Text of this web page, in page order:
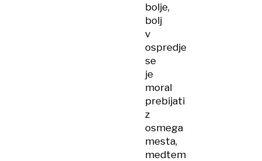
bolje,
bolj
v
ospredje
se
je
moral
prebijati
z
osmega
mesta,
medtem